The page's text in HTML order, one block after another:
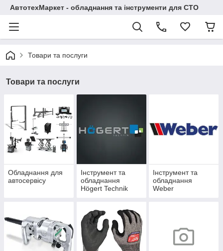
АвтотехМаркет - обладнання та інструменти для СТО
Товари та послуги
Товари та послуги
Обладнання для
автосервісу
Інструмент та
обладнання
Högert Technik
Інструмент та
обладнання
Weber